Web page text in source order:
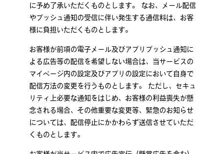
に予め了承いただくものとします。 なお、メール配信
やプッシュ通知の受信に伴い発生する通信料は、お客
様に負担いただくものとします。
お客様が前項の電子メール及びアプリプッシュ通知に
よる広告等の配信を希望しない場合は、当サービスの
マイページ内の設定及びアプリの設定において自身で
配信方法の変更を行うものとします。 ただし、セキュ
リティ上必要な通知をはじめ、お客様の利益喪失が懸
念される場合、その他重要な変更等、緊急のお知らせ
については、配信停止にかかわらず送信させていただ
くものとします。